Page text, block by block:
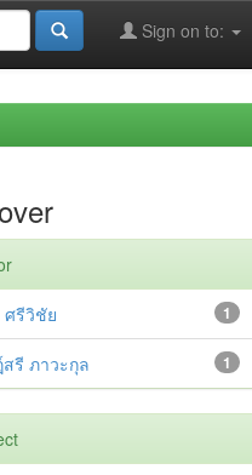
Sign on to:
1
ศรีวิชัย
1
รี ภาวะกุล